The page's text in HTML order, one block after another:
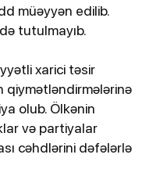
müəyyən edilib.
tutulmayıb.
xarici təsir
qiymətləndirmələrinə
olub. Ölkənin
və partiyalar
cəhdlərini dəfələrlə